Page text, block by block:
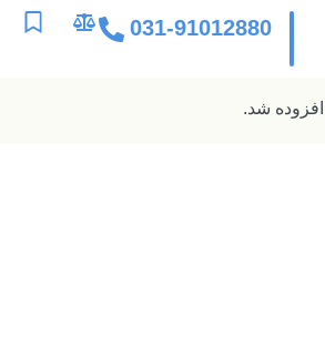
031-91012880